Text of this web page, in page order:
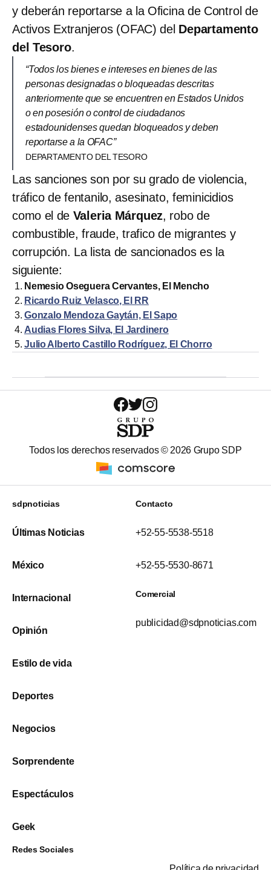
y deberán reportarse a la Oficina de Control de
Activos Extranjeros (OFAC) del Departamento
del Tesoro.
“Todos los bienes e intereses en bienes de las
personas designadas o bloqueadas descritas
anteriormente que se encuentren en Estados Unidos
o en posesión o control de ciudadanos
estadounidenses quedan bloqueados y deben
reportarse a la OFAC”
DEPARTAMENTO DEL TESORO
Las sanciones son por su grado de violencia,
tráfico de fentanilo, asesinato, feminicidios
como el de Valeria Márquez, robo de
combustible, fraude, trafico de migrantes y
corrupción. La lista de sancionados es la
siguiente:
Nemesio Oseguera Cervantes, El Mencho
Ricardo Ruiz Velasco, El RR
Gonzalo Mendoza Gaytán, El Sapo
Audias Flores Silva, El Jardinero
Julio Alberto Castillo Rodríguez, El Chorro
Todos los derechos reservados © 2026 Grupo SDP
sdpnoticias
Últimas Noticias
México
Internacional
Opinión
Estilo de vida
Deportes
Negocios
Sorprendente
Espectáculos
Geek
Contacto
+52-55-5538-5518
+52-55-5530-8671
Comercial
publicidad@sdpnoticias.com
Redes Sociales